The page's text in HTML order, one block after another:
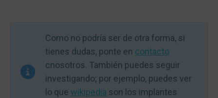
Como no podría ser de otra forma, si
tienes dudas, ponte en contacto
cnosotros. También puedes seguir
investigando; por ejemplo, puedes ver
lo que wikipedia son los implantes